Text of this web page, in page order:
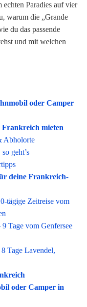
echten Paradies auf vier
warum die „Grande
du das passende
und mit welchen
oder Camper
mieten
Abholorte
geht’s
deine Frankreich-
tägige Zeitreise vom
Tage vom Genfersee
Tage Lavendel,
oder Camper in